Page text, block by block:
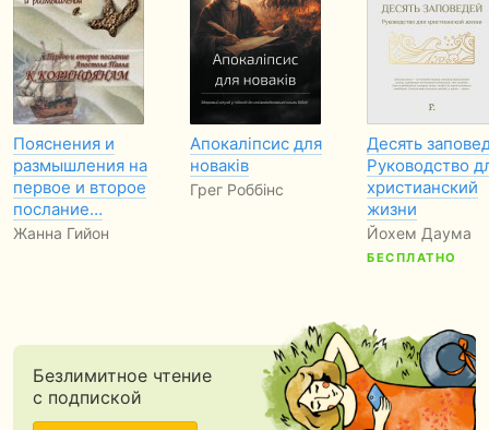
Пояснения и
размышления на
первое и второе
послание…
Жанна Гийон
Апокаліпсис для
новаків
Грег Роббінс
Десять
Руководство
христианский
жизни
Йохем Даума
БЕСПЛАТНО
Безлимитное чтение
с подпиской